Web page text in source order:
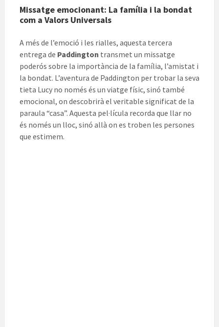
Missatge emocionant: La família i la bondat
com a Valors Universals
A més de l’emoció i les rialles, aquesta tercera
entrega de Paddington transmet un missatge
poderós sobre la importància de la família, l’amistat i
la bondat. L’aventura de Paddington per trobar la seva
tieta Lucy no només és un viatge físic, sinó també
emocional, on descobrirà el veritable significat de la
paraula “casa”. Aquesta pel·lícula recorda que llar no
és només un lloc, sinó allà on es troben les persones
que estimem.